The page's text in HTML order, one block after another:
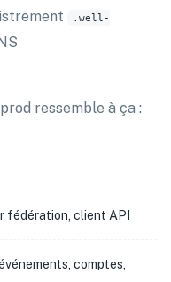
.well-
ressemble à ça :
fédération, client API
comptes,